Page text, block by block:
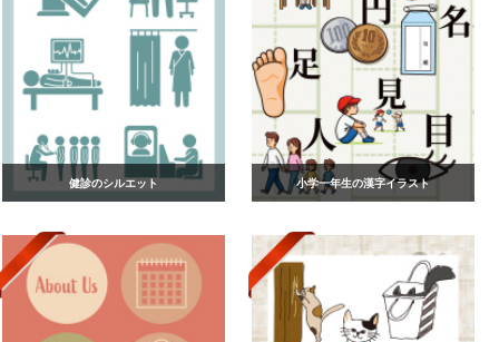
健診のシルエット 小学一年生の漢字イラスト